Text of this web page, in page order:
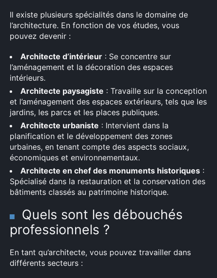
Il existe plusieurs spécialités dans le domaine de
l’architecture. En fonction de vos études, vous
pouvez devenir :
Architecte d’intérieur : Se concentre sur
l’aménagement et la décoration des espaces
intérieurs.
Architecte paysagiste : Travaille sur la conception
et l’aménagement des espaces extérieurs, tels que les
jardins, les parcs et les places publiques.
Architecte urbaniste : Intervient dans la
planification et le développement des zones
urbaines, en tenant compte des aspects sociaux,
économiques et environnementaux.
Architecte en chef des monuments historiques :
Spécialisé dans la restauration et la conservation des
bâtiments classés au patrimoine historique.
Quels sont les débouchés
professionnels ?
En tant qu’architecte, vous pouvez travailler dans
différents secteurs :